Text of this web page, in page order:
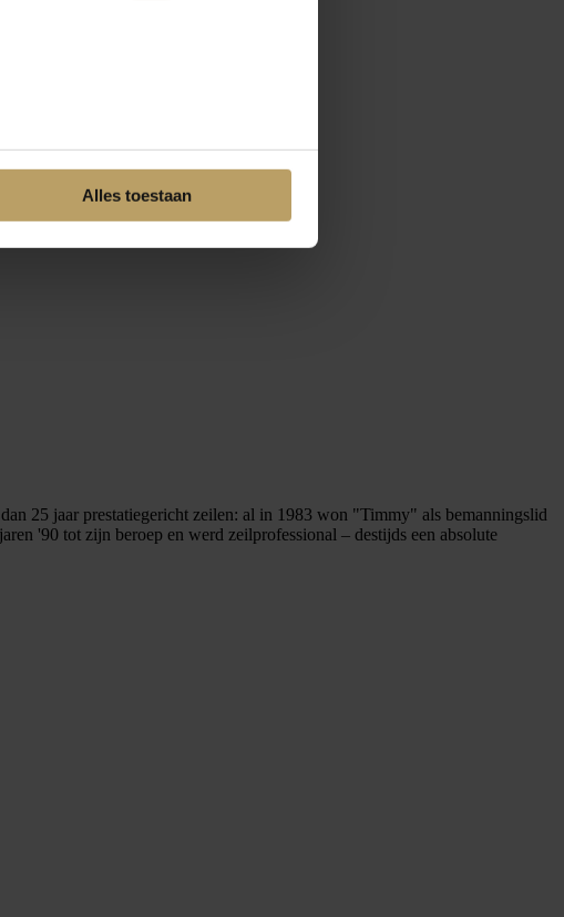
Alles toestaan
25 jaar prestatiegericht zeilen: al in 1983 won "Timmy" als bemanningslid
'90 tot zijn beroep en werd zeilprofessional – destijds een absolute